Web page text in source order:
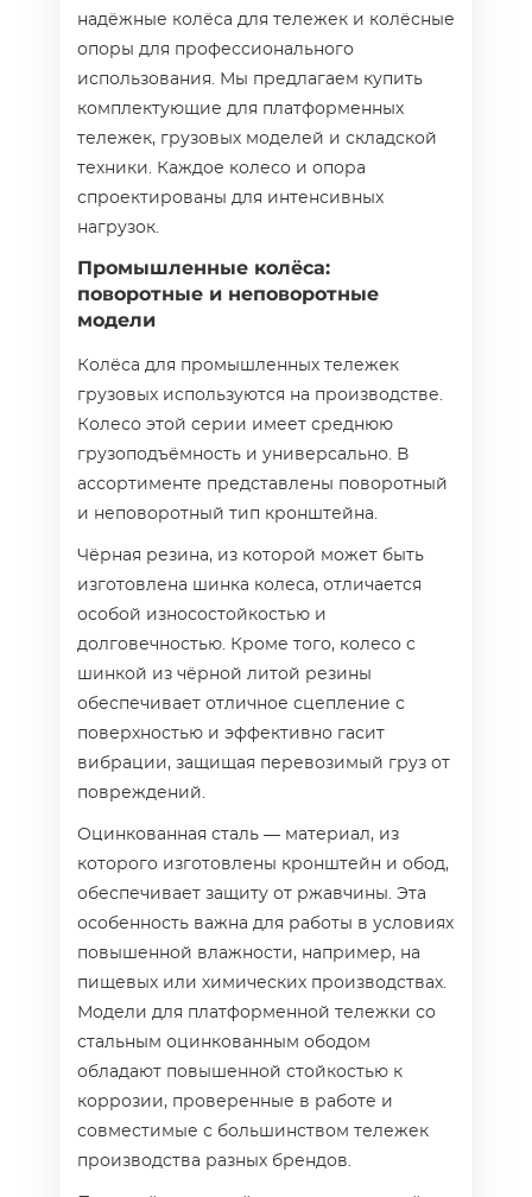
надёжные колёса для тележек и колёсные
опоры для профессионального
использования. Мы предлагаем купить
комплектующие для платформенных
тележек, грузовых моделей и складской
техники. Каждое колесо и опора
спроектированы для интенсивных
нагрузок.
Промышленные колёса:
поворотные и неповоротные
модели
Колёса для промышленных тележек
грузовых используются на производстве.
Колесо этой серии имеет среднюю
грузоподъёмность и универсально. В
ассортименте представлены поворотный
и неповоротный тип кронштейна.
Чёрная резина, из которой может быть
изготовлена шинка колеса, отличается
особой износостойкостью и
долговечностью. Кроме того, колесо с
шинкой из чёрной литой резины
обеспечивает отличное сцепление с
поверхностью и эффективно гасит
вибрации, защищая перевозимый груз от
повреждений.
Оцинкованная сталь — материал, из
которого изготовлены кронштейн и обод,
обеспечивает защиту от ржавчины. Эта
особенность важна для работы в условиях
повышенной влажности, например, на
пищевых или химических производствах.
Модели для платформенной тележки со
стальным оцинкованным ободом
обладают повышенной стойкостью к
коррозии, проверенные в работе и
совместимые с большинством тележек
производства разных брендов.